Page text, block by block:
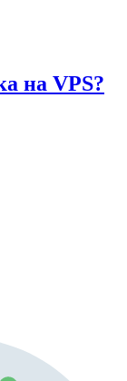
на VPS?